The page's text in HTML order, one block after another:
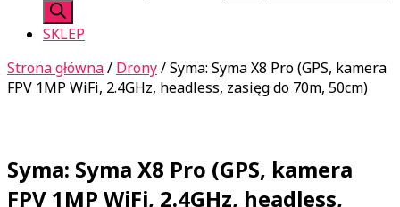
SKLEP
Strona główna/ Drony/ Syma: Syma X8 Pro (GPS, kamera
FPV 1MP WiFi, 2.4GHz, headless, zasięg do 70m, 50cm)
Syma: Syma X8 Pro (GPS, kamera
FPV 1MP WiFi, 2.4GHz, headless,